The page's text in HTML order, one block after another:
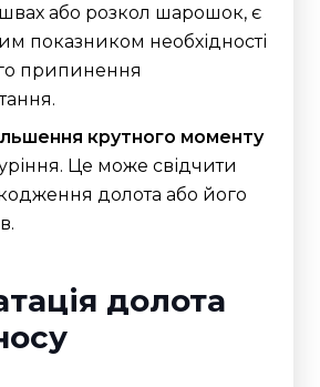
або розкол шарошок, є
показником необхідності
припинення
крутного моменту
Це може свідчити
долота або його
долота